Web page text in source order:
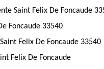
Saint Felix De Foncaude
Foncaude 33540
Felix De Foncaude 33540
Felix De Foncaude